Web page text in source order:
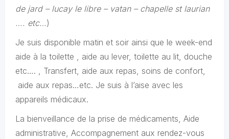
de jard – lucay le libre – vatan – chapelle st laurian
…. etc…)
Je suis disponible matin et soir ainsi que le week-end
aide à la toilette , aide au lever, toilette au lit, douche
etc…. , Transfert, aide aux repas, soins de confort,
aide aux repas…etc. Je suis à l’aise avec les
appareils médicaux.
La bienveillance de la prise de médicaments, Aide
administrative, Accompagnement aux rendez-vous